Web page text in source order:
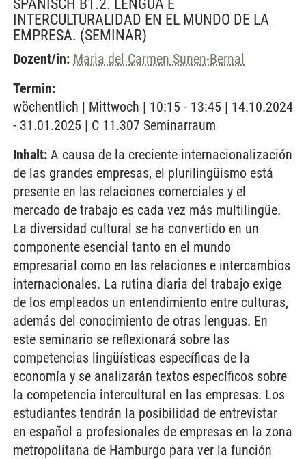
SPANISCH B1.2. LENGUA E
INTERCULTURALIDAD EN EL MUNDO DE LA
EMPRESA. (SEMINAR)
Dozent/in: Maria del Carmen Sunen-Bernal
Termin:
wöchentlich | Mittwoch | 10:15 - 13:45 | 14.10.2024
- 31.01.2025 | C 11.307 Seminarraum
Inhalt: A causa de la creciente internacionalización
de las grandes empresas, el plurilingüismo está
presente en las relaciones comerciales y el
mercado de trabajo es cada vez más multilingüe.
La diversidad cultural se ha convertido en un
componente esencial tanto en el mundo
empresarial como en las relaciones e intercambios
internacionales. La rutina diaria del trabajo exige
de los empleados un entendimiento entre culturas,
además del conocimiento de otras lenguas. En
este seminario se reflexionará sobre las
competencias lingüísticas específicas de la
economía y se analizarán textos específicos sobre
la competencia intercultural en las empresas. Los
estudiantes tendrán la posibilidad de entrevistar
en español a profesionales de empresas en la zona
metropolitana de Hamburgo para ver la función